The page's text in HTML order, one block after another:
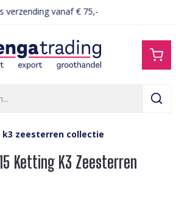
verzending vanaf € 75,-
k3 zeesterren collectie
Ketting K3 Zeesterren